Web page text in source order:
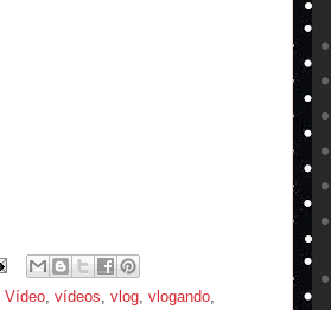
Vídeo, vídeos, vlog, vlogando,